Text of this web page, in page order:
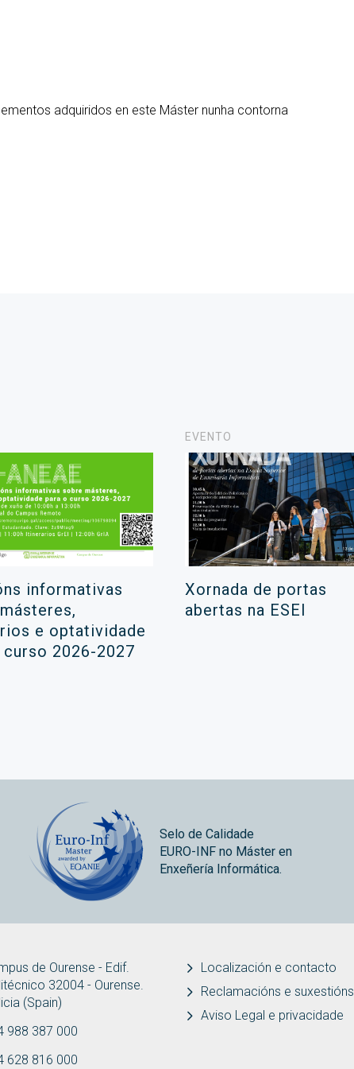
adquiridos en este Máster nunha contorna
informativas
e optatividade
curso 2026-2027
EVENTO
Xornada de portas
abertas na ESEI
Selo de Calidade
EURO-INF no Máster en
Enxeñería Informática.
de Ourense - Edif.
32004 - Ourense.
(Spain)
988 387 000
628 816 000
Localización e contacto
Reclamacións e suxestións
Aviso Legal e privacidade